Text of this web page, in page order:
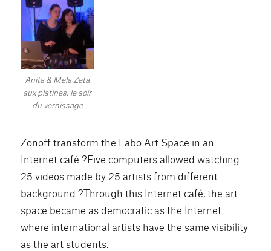
Anita & Mela Zeta
aux platines, le soir
du vernissage
Zonoff transform the Labo Art Space in an
Internet café.?Five computers allowed watching
25 videos made by 25 artists from different
background.?Through this Internet café, the art
space became as democratic as the Internet
where international artists have the same visibility
as the art students.